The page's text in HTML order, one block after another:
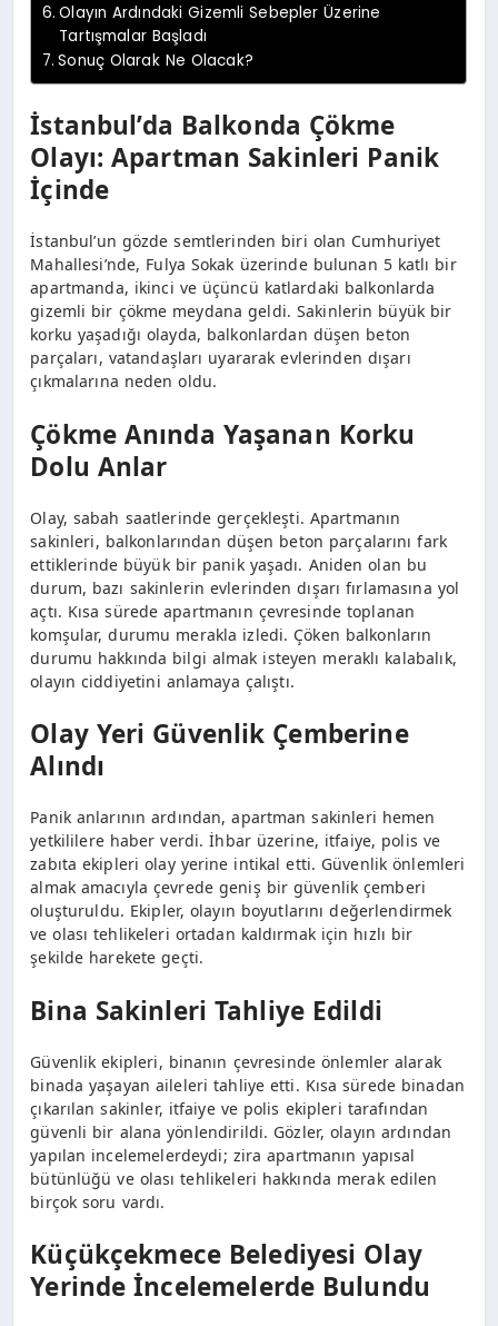
Olayın Ardındaki Gizemli Sebepler Üzerine
Tartışmalar Başladı
Sonuç Olarak Ne Olacak?
İstanbul’da Balkonda Çökme
Olayı: Apartman Sakinleri Panik
İçinde
İstanbul’un gözde semtlerinden biri olan Cumhuriyet
Mahallesi’nde, Fulya Sokak üzerinde bulunan 5 katlı bir
apartmanda, ikinci ve üçüncü katlardaki balkonlarda
gizemli bir çökme meydana geldi. Sakinlerin büyük bir
korku yaşadığı olayda, balkonlardan düşen beton
parçaları, vatandaşları uyararak evlerinden dışarı
çıkmalarına neden oldu.
Çökme Anında Yaşanan Korku
Dolu Anlar
Olay, sabah saatlerinde gerçekleşti. Apartmanın
sakinleri, balkonlarından düşen beton parçalarını fark
ettiklerinde büyük bir panik yaşadı. Aniden olan bu
durum, bazı sakinlerin evlerinden dışarı fırlamasına yol
açtı. Kısa sürede apartmanın çevresinde toplanan
komşular, durumu merakla izledi. Çöken balkonların
durumu hakkında bilgi almak isteyen meraklı kalabalık,
olayın ciddiyetini anlamaya çalıştı.
Olay Yeri Güvenlik Çemberine
Alındı
Panik anlarının ardından, apartman sakinleri hemen
yetkililere haber verdi. İhbar üzerine, itfaiye, polis ve
zabıta ekipleri olay yerine intikal etti. Güvenlik önlemleri
almak amacıyla çevrede geniş bir güvenlik çemberi
oluşturuldu. Ekipler, olayın boyutlarını değerlendirmek
ve olası tehlikeleri ortadan kaldırmak için hızlı bir
şekilde harekete geçti.
Bina Sakinleri Tahliye Edildi
Güvenlik ekipleri, binanın çevresinde önlemler alarak
binada yaşayan aileleri tahliye etti. Kısa sürede binadan
çıkarılan sakinler, itfaiye ve polis ekipleri tarafından
güvenli bir alana yönlendirildi. Gözler, olayın ardından
yapılan incelemelerdeydi; zira apartmanın yapısal
bütünlüğü ve olası tehlikeleri hakkında merak edilen
birçok soru vardı.
Küçükçekmece Belediyesi Olay
Yerinde İncelemelerde Bulundu